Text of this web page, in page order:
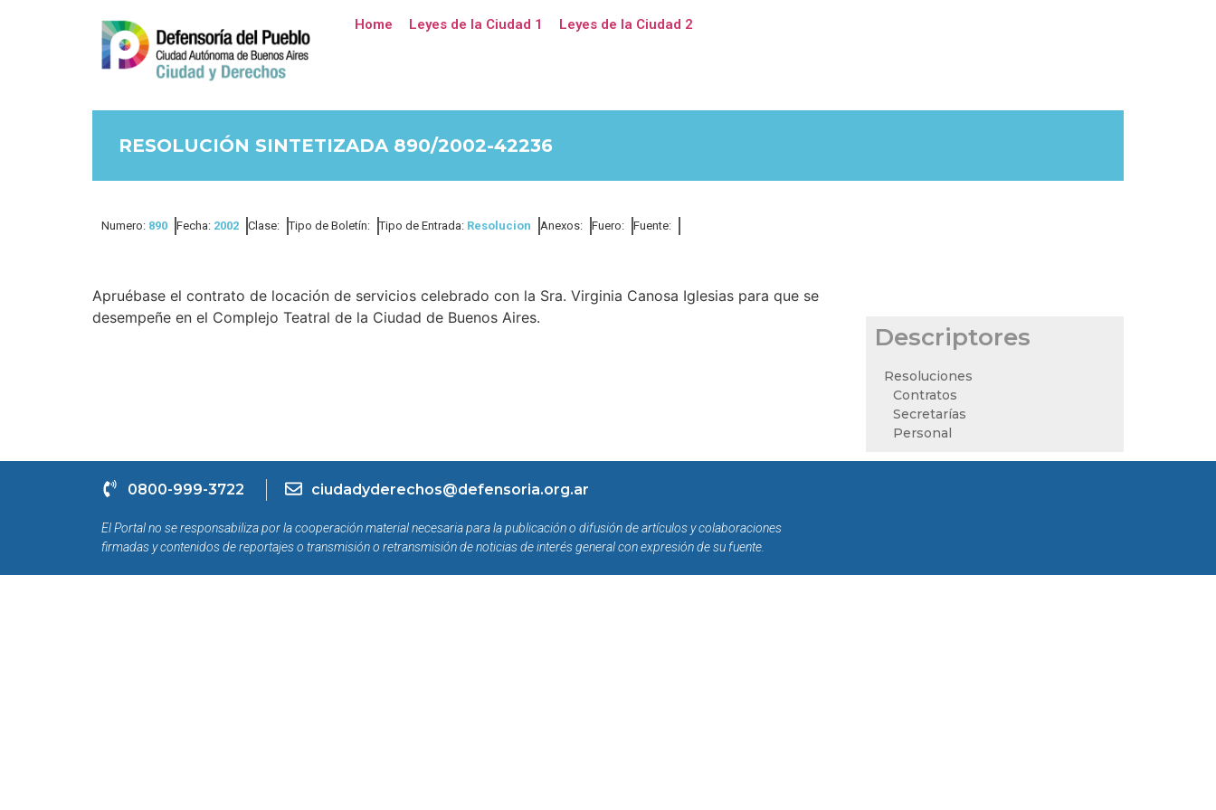
Home Leyes de la Ciudad 1 Leyes de la Ciudad 2
RESOLUCIÓN SINTETIZADA 890/2002-42236
Numero: 890 Fecha: 2002 Clase: Tipo de Boletín: Tipo de Entrada: Resolucion Anexos: Fuero: Fuente:
Apruébase el contrato de locación de servicios celebrado con la Sra. Virginia Canosa Iglesias para que se
desempeñe en el Complejo Teatral de la Ciudad de Buenos Aires.
Descriptores
Resoluciones
Contratos
Secretarías
Personal
0800-999-3722 ciudadyderechos@defensoria.org.ar
El Portal no se responsabiliza por la cooperación material necesaria para la publicación o difusión de artículos y colaboraciones
firmadas y contenidos de reportajes o transmisión o retransmisión de noticias de interés general con expresión de su fuente.